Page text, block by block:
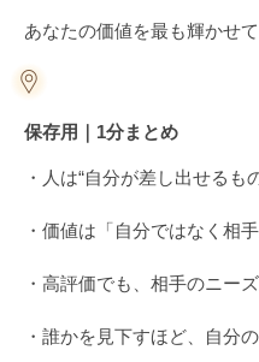
あなたの価値を最も輝かせ
保存用｜1分まとめ
・人は“自分が差し出せるも
・価値は「自分ではなく相手
・高評価でも、相手のニー
・誰かを見下すほど、自分